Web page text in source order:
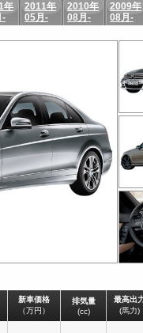
年
-
2011年
05月-
2010年
08月-
2009年
08月-
新車価格
（万円）
排気量
(cc)
最高出
(馬力)